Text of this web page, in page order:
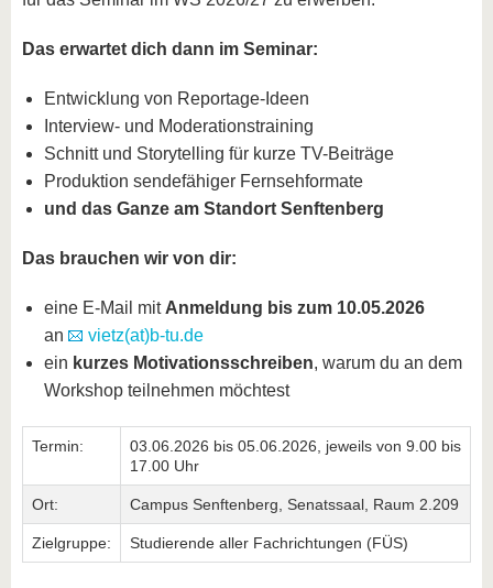
Das erwartet dich dann im Seminar:
Entwicklung von Reportage-Ideen
Interview- und Moderationstraining
Schnitt und Storytelling für kurze TV-Beiträge
Produktion sendefähiger Fernsehformate
und das Ganze am Standort Senftenberg
Das brauchen wir von dir:
eine E-Mail mit Anmeldung bis zum 10.05.2026
an
vietz(at)b-tu.de
ein kurzes Motivationsschreiben, warum du an dem
Workshop teilnehmen möchtest
Termin:
03.06.2026 bis 05.06.2026, jeweils von 9.00 bis
17.00 Uhr
Ort: Campus Senftenberg, Senatssaal, Raum 2.209
Zielgruppe: Studierende aller Fachrichtungen (FÜS)